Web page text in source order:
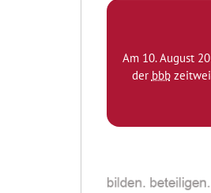
Am 10. August
der bbb